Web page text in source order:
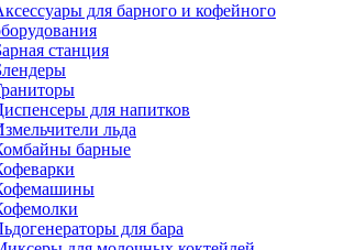
для барного и кофейного
станция
для напитков
льда
барные
для бара